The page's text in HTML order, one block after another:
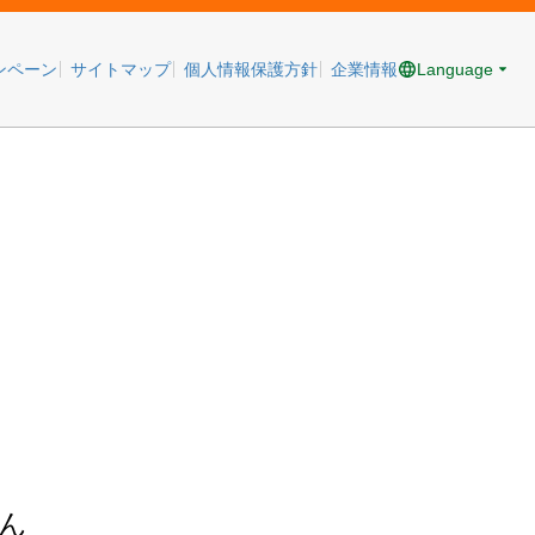
ペーン サイトマップ 個人情報保護方針 企業情報 Language